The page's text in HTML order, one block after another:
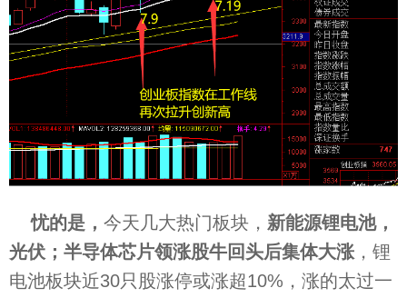
忧的是， 今天几大热门板块， 新能源锂电池，
光伏；半导体芯片领涨股牛回头后集体大涨 ，锂
电池板块近30只股涨停或涨超10%，涨的太过一